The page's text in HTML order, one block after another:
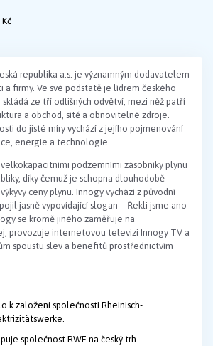
republika a.s. je významným dodavatelem
a firmy. Ve své podstatě je lídrem českého
ze tří odlišných odvětví, mezi něž patří
a obchod, sítě a obnovitelné zdroje.
do jisté míry vychází z jejího pojmenování
energie a technologie.
podzemními zásobníky plynu
díky čemuž je schopna dlouhodobě
ceny plynu. Innogy vychází z původní
pojil jasně vypovídající slogan – Řekli jsme ano
se kromě jiného zaměřuje na
provozuje internetovou televizi Innogy TV a
spoustu slev a benefitů prostřednictvím
k založení společnosti Rheinisch-
společnost RWE na český trh.